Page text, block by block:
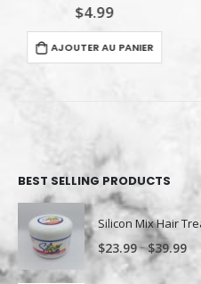
$4.99
AJOUTER AU PANIER
BEST SELLING PRODUCTS
Silicon Mix Hair
$23.99–$39.99